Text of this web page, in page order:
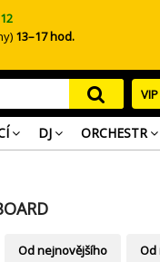
13–17 hod.
DJ ORCHESTR
Od nejnovějšího Od